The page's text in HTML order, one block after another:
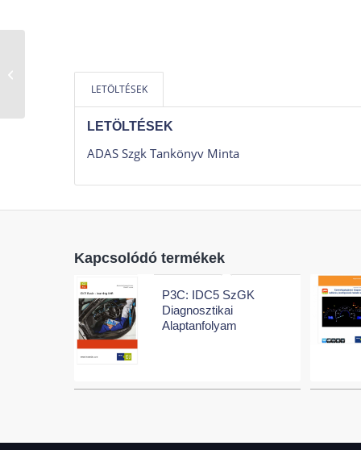
LETÖLTÉSEK
LETÖLTÉSEK
ADAS Szgk Tankönyv Minta
Kapcsolódó termékek
P3C: IDC5 SzGK
Diagnosztikai
Alaptanfolyam
Kezdő Chiptuning